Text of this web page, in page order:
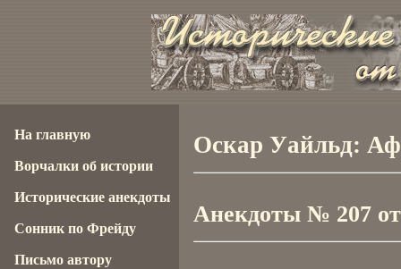
Оскар Уайльд:
Анекдоты № 207 от
На главную
Ворчалки об истории
Исторические анекдоты
Сонник по Фрейду
Письмо автору